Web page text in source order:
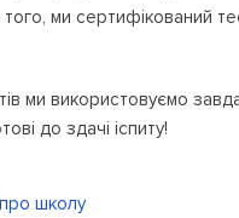
ми сертифікований
ми використовуємо
до здачі іспиту!
школу